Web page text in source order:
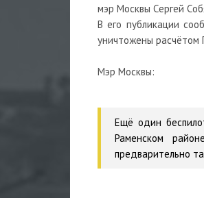
мэр Москвы Сергей
В его публикации
уничтожены расчётом
Мэр Москвы:
Ещё один
Раменском
предварительно